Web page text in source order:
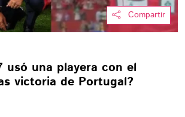
Compartir
usó una playera con el
victoria de Portugal?